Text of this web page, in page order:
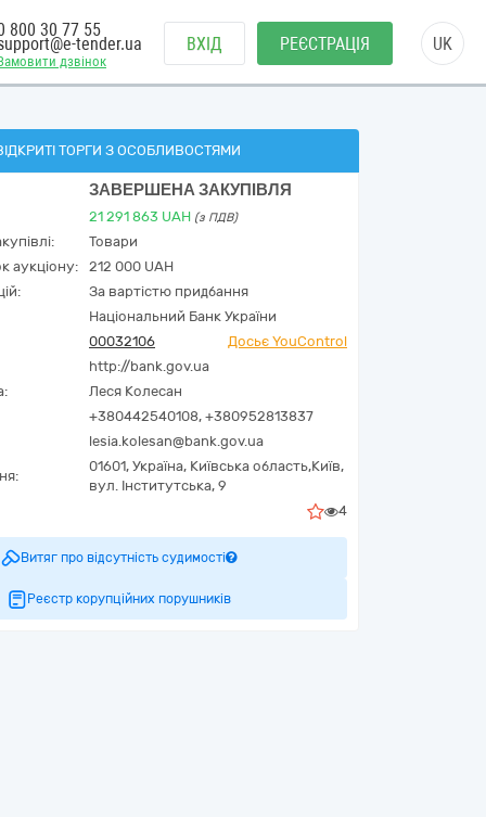
дзвінок
800 30 77 55
tender.ua ВХІД РЕЄСТРАЦІЯ UK
ТОРГИ З ОСОБЛИВОСТЯМИ
ЗАВЕРШЕНА ЗАКУПІВЛЯ
21 291 863 UAH (з ПДВ)
Товари
аукціону:
212 000 UAH
За вартістю придбання
Національний Банк України
00032106
Досьє YouControl
http://bank.gov.ua
Леся Колесан
+380442540108, +380952813837
lesia.kolesan@bank.gov.ua
01601, Україна, Київська область,Київ,
вул. Інститутська, 9
4
Витяг про відсутність судимості
Реєстр корупційних порушників